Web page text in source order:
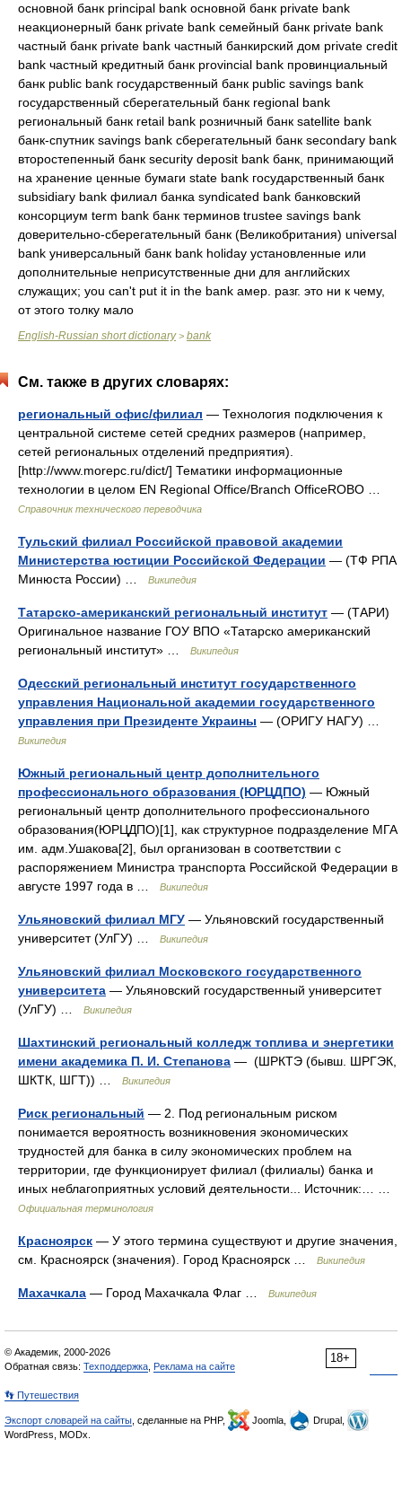
основной банк principal bank основной банк private bank
неакционерный банк private bank семейный банк private bank
частный банк private bank частный банкирский дом private credit
bank частный кредитный банк provincial bank провинциальный
банк public bank государственный банк public savings bank
государственный сберегательный банк regional bank
региональный банк retail bank розничный банк satellite bank
банк-спутник savings bank сберегательный банк secondary bank
второстепенный банк security deposit bank банк, принимающий
на хранение ценные бумаги state bank государственный банк
subsidiary bank филиал банка syndicated bank банковский
консорциум term bank банк терминов trustee savings bank
доверительно-сберегательный банк (Великобритания) universal
bank универсальный банк bank holiday установленные или
дополнительные неприсутственные дни для английских
служащих; you can't put it in the bank амер. разг. это ни к чему,
от этого толку мало
English-Russian short dictionary> bank
См. также в других словарях:
региональный офис/филиал — Технология подключения к
центральной системе сетей средних размеров (например,
сетей региональных отделений предприятия).
[http://www.morepc.ru/dict/] Тематики информационные
технологии в целом EN Regional Office/Branch OfficeROBO …
Справочник технического переводчика
Тульский филиал Российской правовой академии
Министерства юстиции Российской Федерации — (ТФ РПА
Минюста России) …
Википедия
Татарско-американский региональный институт — (ТАРИ)
Оригинальное название ГОУ ВПО «Татарско американский
региональный институт» …
Википедия
Одесский региональный институт государственного
управления Национальной академии государственного
управления при Президенте Украины — (ОРИГУ НАГУ) …
Википедия
Южный региональный центр дополнительного
профессионального образования (ЮРЦДПО) — Южный
региональный центр дополнительного профессионального
образования(ЮРЦДПО)[1], как структурное подразделение МГА
им. адм.Ушакова[2], был организован в соответствии с
распоряжением Министра транспорта Российской Федерации в
августе 1997 года в …
Википедия
Ульяновский филиал МГУ — Ульяновский государственный
университет (УлГУ) …
Википедия
Ульяновский филиал Московского государственного
университета — Ульяновский государственный университет
(УлГУ) …
Википедия
Шахтинский региональный колледж топлива и энергетики
имени академика П. И. Степанова — (ШРКТЭ (бывш. ШРГЭК,
ШКТК, ШГТ)) …
Википедия
Риск региональный — 2. Под региональным риском
понимается вероятность возникновения экономических
трудностей для банка в силу экономических проблем на
территории, где функционирует филиал (филиалы) банка и
иных неблагоприятных условий деятельности... Источник:… …
Официальная терминология
Красноярск — У этого термина существуют и другие значения,
см. Красноярск (значения). Город Красноярск …
Википедия
Махачкала — Город Махачкала Флаг … Википедия
18+
© Академик, 2000-2026
Обратная связь: Техподдержка Реклама на сайте
👣 Путешествия
Экспорт словарей на сайты , сделанные на PHP, Joomla,
Drupal,
WordPress, MODx.